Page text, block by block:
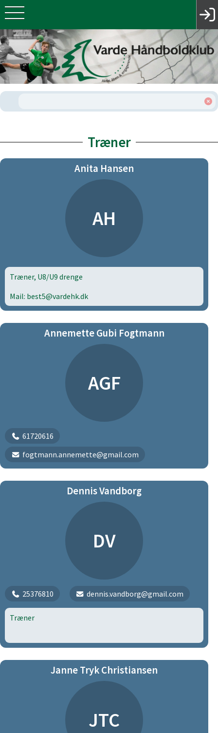
Træner
Anita Hansen
AH
Træner, U8/U9 drenge
Mail: best5@vardehk.dk
Annemette Gubi Fogtmann
AGF
61720616
fogtmann.annemette@gmail.com
Dennis Vandborg
DV
25376810 dennis.vandborg@gmail.com
Træner
Janne Tryk Christiansen
JTC